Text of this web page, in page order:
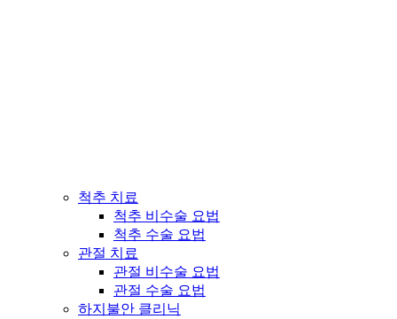
척추 치료
척추 비수술 요법
척추 수술 요법
관절 치료
관절 비수술 요법
관절 수술 요법
하지불안 클리닉